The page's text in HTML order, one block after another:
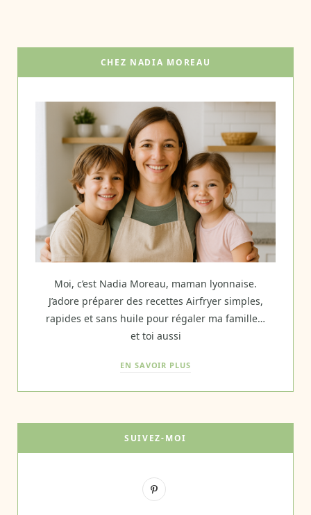
CHEZ NADIA MOREAU
Moi, c’est Nadia Moreau, maman lyonnaise.
J’adore préparer des recettes Airfryer simples,
rapides et sans huile pour régaler ma famille…
et toi aussi
EN SAVOIR PLUS
SUIVEZ-MOI
P